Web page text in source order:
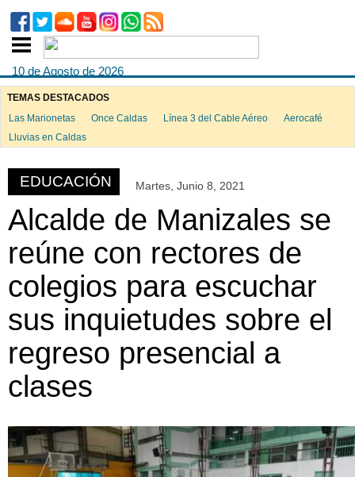
10 de Agosto de 2026
TEMAS DESTACADOS
Las Marionetas
Once Caldas Línea 3 del Cable Aéreo
Aerocafé
Lluvias en Caldas
EDUCACIÓN Martes, Junio 8, 2021
Alcalde de Manizales se
reúne con rectores de
colegios para escuchar
sus inquietudes sobre el
regreso presencial a
clases